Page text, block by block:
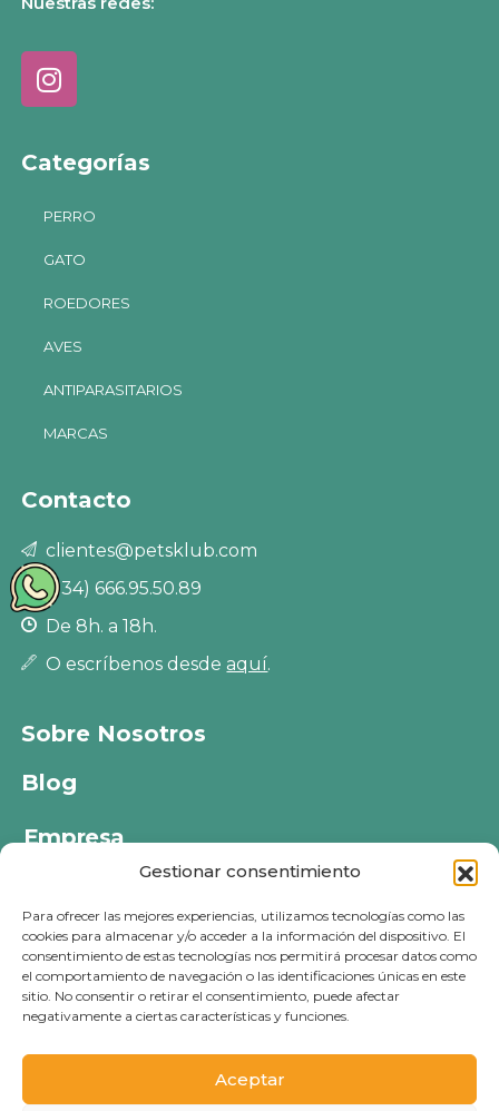
Gestionar consentimiento
Para ofrecer las mejores experiencias, utilizamos tecnologías como las
cookies para almacenar y/o acceder a la información del dispositivo. El
consentimiento de estas tecnologías nos permitirá procesar datos como
el comportamiento de navegación o las identificaciones únicas en este
sitio. No consentir o retirar el consentimiento, puede afectar
negativamente a ciertas características y funciones.
Aceptar
Categorías
PERRO
GATO
ROEDORES
AVES
ANTIPARASITARIOS
MARCAS
Contacto
clientes@petsklub.com
(+34) 666.95.50.89
De 8h. a 18h.
O escríbenos desdeaquí.
Sobre Nosotros
Blog
Empresa
Política de cookies
Política de devoluciones
Aviso legal
© 2026 - PETS KLUB - Todos los derechos reservados